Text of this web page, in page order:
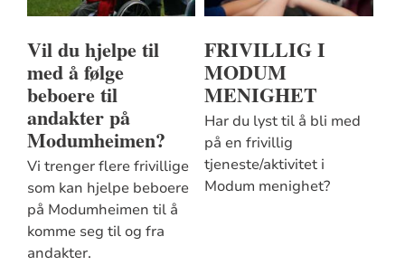
Vil du hjelpe til
med å følge
beboere til
andakter på
Modumheimen?
Vi trenger flere frivillige
som kan hjelpe beboere
på Modumheimen til å
komme seg til og fra
andakter.
FRIVILLIG I
MODUM
MENIGHET
Har du lyst til å bli med
på en frivillig
tjeneste/aktivitet i
Modum menighet?